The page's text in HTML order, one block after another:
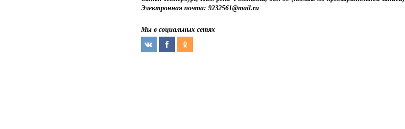
Электронная почта: 9232561@mail.ru
Мы в социальных сетях